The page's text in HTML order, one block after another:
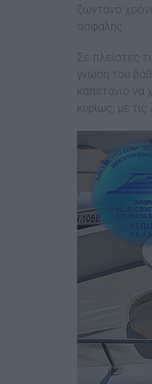
ζωντανό
ασφαλής.
Σε πλείστες
γνώση του
καπετάνιο να
κυρίως, με